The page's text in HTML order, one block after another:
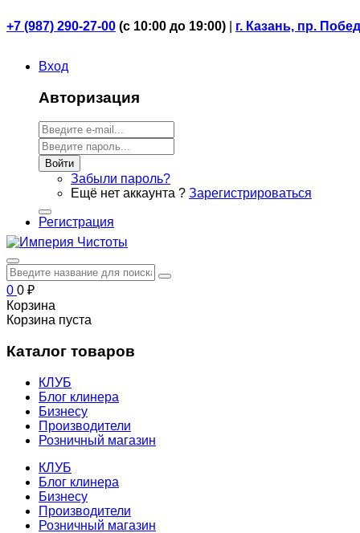
+7 (987) 290-27-00 (с 10:00 до 19:00) г. Казань, пр.
Вход
Авторизация
Войти
Забыли пароль?
Ещё нет аккаунта ? Зарегистрироваться
Регистрация
0 0 ₽
Корзина
Корзина пуста
Каталог товаров
КЛУБ
Блог клинера
Бизнесу
Производители
Розничный магазин
КЛУБ
Блог клинера
Бизнесу
Производители
Розничный магазин